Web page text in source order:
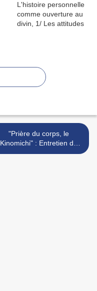
"Prière du corps, le
Kinomichi" : Entretien de
Pierre Willequet avec